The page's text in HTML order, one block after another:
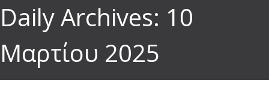
Daily Archives: 10
Μαρτίου 2025